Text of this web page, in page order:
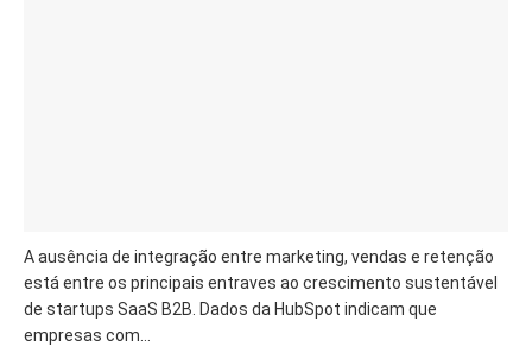
A ausência de integração entre marketing, vendas e retenção
está entre os principais entraves ao crescimento sustentável
de startups SaaS B2B. Dados da HubSpot indicam que
empresas com...